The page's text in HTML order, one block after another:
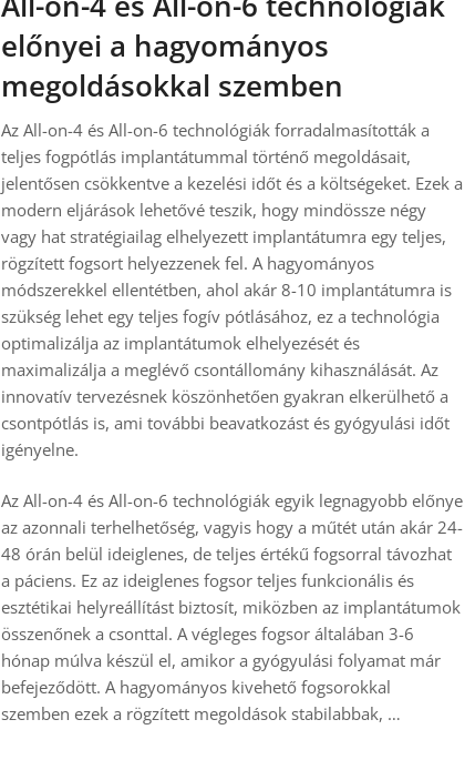
előnyei a hagyományos
megoldásokkal szemben
Az All-on-4 és All-on-6 technológiák forradalmasították a
teljes fogpótlás implantátummal történő megoldásait,
jelentősen csökkentve a kezelési időt és a költségeket. Ezek a
modern eljárások lehetővé teszik, hogy mindössze négy
vagy hat stratégiailag elhelyezett implantátumra egy teljes,
rögzített fogsort helyezzenek fel. A hagyományos
módszerekkel ellentétben, ahol akár 8-10 implantátumra is
szükség lehet egy teljes fogív pótlásához, ez a technológia
optimalizálja az implantátumok elhelyezését és
maximalizálja a meglévő csontállomány kihasználását. Az
innovatív tervezésnek köszönhetően gyakran elkerülhető a
csontpótlás is, ami további beavatkozást és gyógyulási időt
igényelne.
Az All-on-4 és All-on-6 technológiák egyik legnagyobb előnye
az azonnali terhelhetőség, vagyis hogy a műtét után akár 24-
48 órán belül ideiglenes, de teljes értékű fogsorral távozhat
a páciens. Ez az ideiglenes fogsor teljes funkcionális és
esztétikai helyreállítást biztosít, miközben az implantátumok
összenőnek a csonttal. A végleges fogsor általában 3-6
hónap múlva készül el, amikor a gyógyulási folyamat már
befejeződött. A hagyományos kivehető fogsorokkal
szemben ezek a rögzített megoldások stabilabbak, …